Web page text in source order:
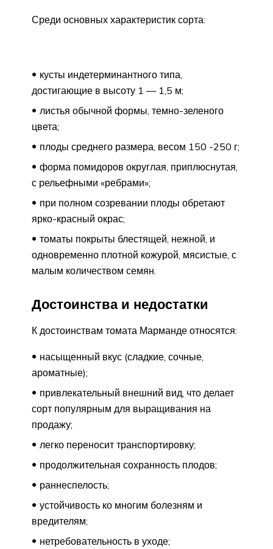
Среди основных характеристик сорта:
кусты индетерминантного типа,
достигающие в высоту 1 — 1,5 м;
листья обычной формы, темно-зеленого
цвета;
плоды среднего размера, весом 150 -250 г;
форма помидоров округлая, приплюснутая,
с рельефными «ребрами»;
при полном созревании плоды обретают
ярко-красный окрас;
томаты покрыты блестящей, нежной, и
одновременно плотной кожурой, мясистые, с
малым количеством семян.
Достоинства и недостатки
К достоинствам томата Марманде относятся:
насыщенный вкус (сладкие, сочные,
ароматные);
привлекательный внешний вид, что делает
сорт популярным для выращивания на
продажу;
легко переносит транспортировку;
продолжительная сохранность плодов;
раннеспелость;
устойчивость ко многим болезням и
вредителям;
нетребовательность в уходе;